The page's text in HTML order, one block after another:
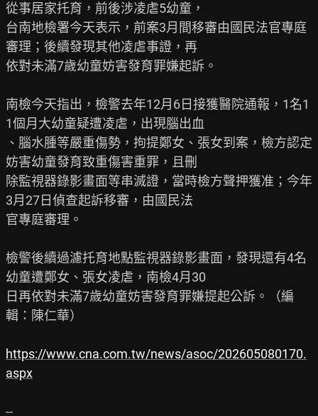
從事居家托育，前後涉凌虐5幼童，
台南地檢署今天表示，前案3月間移審由國民法官專庭
審理；後續發現其他凌虐事證，再
依對未滿7歲幼童妨害發育罪嫌起訴。
南檢今天指出，檢警去年12月6日接獲醫院通報，1名1
1個月大幼童疑遭凌虐，出現腦出血
、腦水腫等嚴重傷勢，拘提鄭女、張女到案，檢方認定
妨害幼童發育致重傷害重罪，且刪
除監視器錄影畫面等串滅證，當時檢方聲押獲准；今年
3月27日偵查起訴移審，由國民法
官專庭審理。
檢警後續過濾托育地點監視器錄影畫面，發現還有4名
幼童遭鄭女、張女凌虐，南檢4月30
日再依對未滿7歲幼童妨害發育罪嫌提起公訴。（編
輯：陳仁華）
https://www.cna.com.tw/news/asoc/202605080170.
aspx